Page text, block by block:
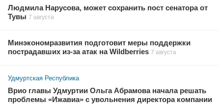
Людмила Нарусова, может сохранить пост сенатора от
Тувы 7 августа
Минэкономразвития подготовит меры поддержки
пострадавших из-за атак на Wildberries 7 августа
Удмуртская Республика
Врио главы Удмуртии Ольга Абрамова начала решать
проблемы «Ижавиа» с увольнения директора компании